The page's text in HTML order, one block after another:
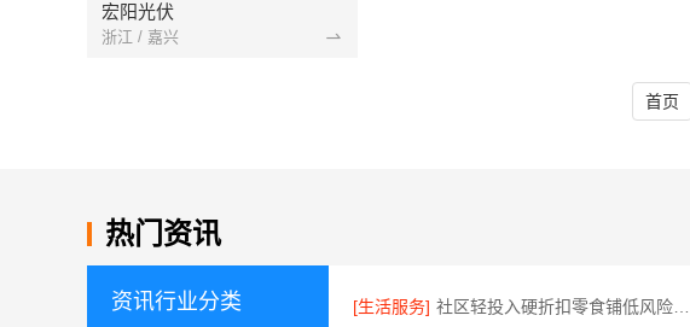
宏阳光伏
浙江 / 嘉兴
首页
热门资讯
资讯行业分类 [生活服务]